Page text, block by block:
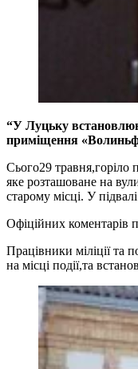
“У Луцьку
приміщення
Сього29
яке розташоване на
старому місці. У
Офіційних
Працівники міліції
на місці події,та